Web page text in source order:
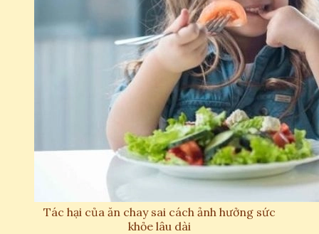
Tác hại của ăn chay sai cách ảnh hưởng sức
khỏe lâu dài